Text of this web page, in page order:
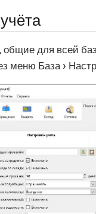
общие для всей
меню База